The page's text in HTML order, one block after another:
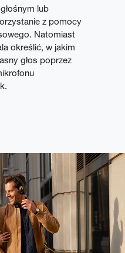
lub
z pomocy
Natomiast
określić, w jakim
głos poprzez